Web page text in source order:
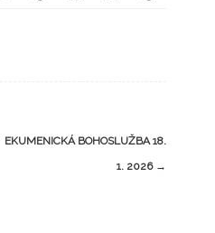
EKUMENICKÁ BOHOSLUŽBA 18.
1. 2026 →